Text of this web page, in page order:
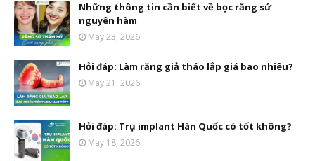
Những thông tin cần biết về bọc răng sứ
nguyên hàm
May 23, 2026
Hỏi đáp: Làm răng giả tháo lắp giá bao nhiêu?
May 21, 2026
Hỏi đáp: Trụ implant Hàn Quốc có tốt không?
May 18, 2026